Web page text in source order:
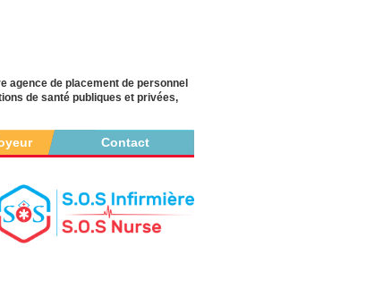
de placement de personnel
de santé publiques et privées,
Contact